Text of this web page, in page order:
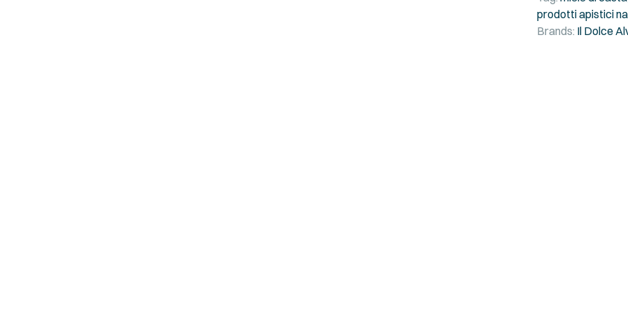
prodotti apistici
Brands: Il Dolce